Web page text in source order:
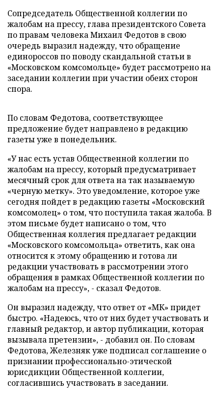
Сопредседатель Общественной коллегии по
жалобам на прессу, глава президентского Совета
по правам человека Михаил Федотов в свою
очередь выразил надежду, что обращение
единороссов по поводу скандальной статьи в
«Московском комсомольце» будет рассмотрено на
заседании коллегии при участии обеих сторон
спора.
По словам Федотова, соответствующее
предложение будет направлено в редакцию
газеты уже в понедельник.
«У нас есть устав Общественной коллегии по
жалобам на прессу, который предусматривает
месячный срок для ответа на так называемую
«черную метку». Это уведомление, которое уже
сегодня пойдет в редакцию газеты «Московский
комсомолец» о том, что поступила такая жалоба. В
этом письме будет написано о том, что
Общественная коллегия предлагает редакции
«Московского комсомольца» ответить, как она
относится к этому обращению и готова ли
редакции участвовать в рассмотрении этого
обращения в рамках Общественной коллегии по
жалобам на прессу», - сказал Федотов.
Он выразил надежду, что ответ от «МК» придет
быстро. «Надеюсь, что от них будет участвовать и
главный редактор, и автор публикации, которая
вызывала претензии», - добавил он. По словам
Федотова, Железняк уже подписал соглашение о
признании профессионально-этической
юрисдикции Общественной коллегии,
согласившись участвовать в заседании.